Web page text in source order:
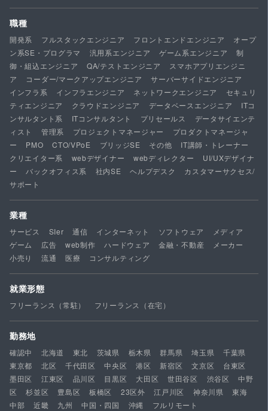
職種
開発系 フルスタックエンジニア フロントエンドエンジニア
オープ
ン系SE・プログラマ
汎用系エンジニア ゲーム系エンジニア
制
御・組込エンジニア
QA/テストエンジニア
スマホアプリエンジニ
ア
コーダー/マークアップエンジニア
サーバーサイドエンジニア
インフラ系
インフラエンジニア ネットワークエンジニア
セキュリ
ティエンジニア
クラウドエンジニア データベースエンジニア
ITコ
ンサルタント系
ITコンサルタント プリセールス
データサイエンテ
ィスト
管理系 プロジェクトマネージャー
プロダクトマネージャ
ー
PMO CTO/VPoE ブリッジSE その他
IT講師・トレーナー
クリエイター系
webデザイナー webディレクター
UI/UXデザイナ
ー
バックオフィス系 社内SE ヘルプデスク
カスタマーサクセス/
サポート
業種
サービス SIer 通信 インターネット ソフトウェア
メディア
ゲーム
広告 web制作 ハードウェア 金融・不動産
メーカー
小売り
流通 医療 コンサルティング
就業形態
フリーランス（常駐） フリーランス（在宅）
勤務地
確認中 北海道 東北 茨城県 栃木県 群馬県 埼玉県
千葉県
東京都
北区 千代田区 中央区 港区 新宿区 文京区
台東区
墨田区
江東区 品川区 目黒区 大田区 世田谷区 渋谷区
中野
区
杉並区 豊島区 板橋区 23区外 江戸川区 神奈川県
東海
中部
近畿 九州 中国・四国 沖縄 フルリモート